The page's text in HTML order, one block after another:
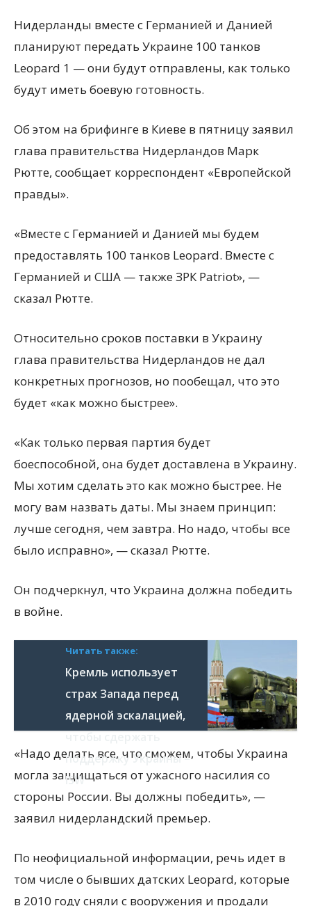
Нидерланды вместе с Германией и Данией
планируют передать Украине 100 танков
Leopard 1 — они будут отправлены, как только
будут иметь боевую готовность.
Об этом на брифинге в Киеве в пятницу заявил
глава правительства Нидерландов Марк
Рютте, сообщает корреспондент «Европейской
правды».
«Вместе с Германией и Данией мы будем
предоставлять 100 танков Leopard. Вместе с
Германией и США — также ЗРК Patriot», —
сказал Рютте.
Относительно сроков поставки в Украину
глава правительства Нидерландов не дал
конкретных прогнозов, но пообещал, что это
будет «как можно быстрее».
«Как только первая партия будет
боеспособной, она будет доставлена в Украину.
Мы хотим сделать это как можно быстрее. Не
могу вам назвать даты. Мы знаем принцип:
лучше сегодня, чем завтра. Но надо, чтобы все
было исправно», — сказал Рютте.
Он подчеркнул, что Украина должна победить
в войне.
Читать также:
Кремль использует
страх Запада перед
ядерной эскалацией,
чтобы сдержать
поддержку Украины –
ISW
«Надо делать все, что сможем, чтобы Украина
могла защищаться от ужасного насилия со
стороны России. Вы должны победить», —
заявил нидерландский премьер.
По неофициальной информации, речь идет в
том числе о бывших датских Leopard, которые
в 2010 году сняли с вооружения и продали